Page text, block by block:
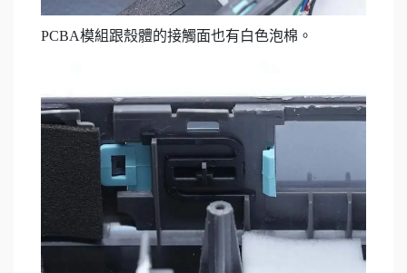
PCBA模組跟殼體的接觸面也有白色泡棉。